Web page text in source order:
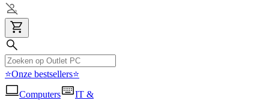
⭐Onze bestsellers⭐
Computers
IT &